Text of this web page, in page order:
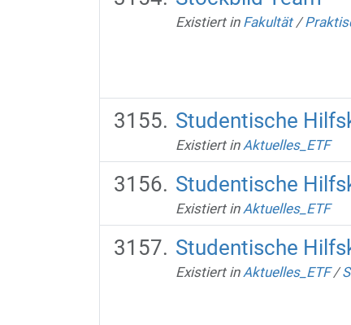
Existiert in Fakultät /
Studentische
Existiert in Aktuelles_ETF
Studentische
Existiert in Aktuelles_ETF
Studentische
Existiert in Aktuelles_ETF /